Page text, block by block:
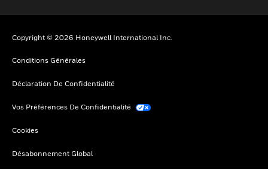
Copyright © 2026 Honeywell International Inc.
Conditions Générales
Déclaration De Confidentialité
Vos Préférences De Confidentialité
Cookies
Désabonnement Global